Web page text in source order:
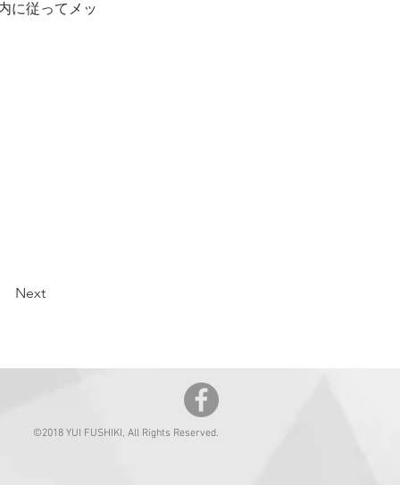
に従ってメッ
Next
©2018 YUI FUSHIKI, All Rights Reserved.